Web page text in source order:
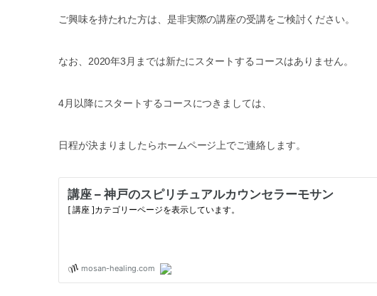
ご興味を持たれた方は、是非実際の講座の受講をご検討ください。
なお、2020年3月までは新たにスタートするコースはありません。
4月以降にスタートするコースにつきましては、
日程が決まりましたらホームページ上でご連絡します。